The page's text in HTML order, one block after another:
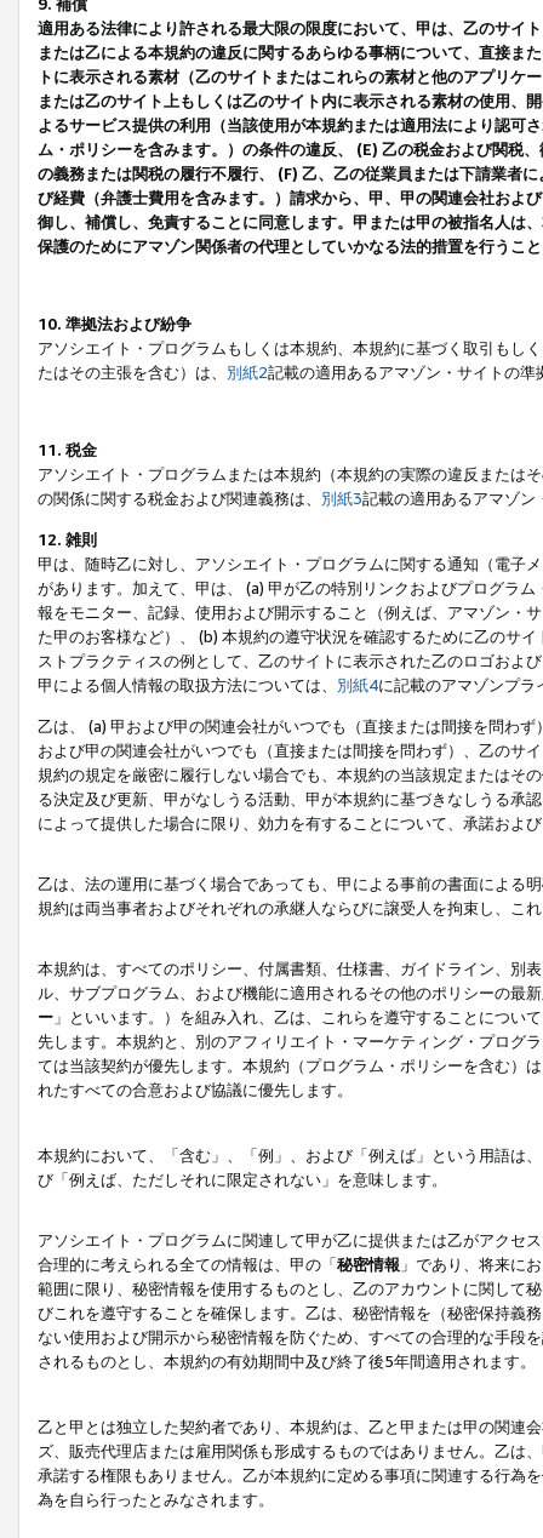
9. 補償
適用ある法律により許される最大限の限度において、甲は、乙のサイ
または乙による本規約の違反に関するあらゆる事柄について、直接ま
トに表示される素材（乙のサイトまたはこれらの素材と他のアプリ
または乙のサイト上もしくは乙のサイト内に表示される素材の使用、
よるサービス提供の利用（当該使用が本規約または適用法により認可
ム・ポリシーを含みます。）の条件の違反、 (E) 乙の税金および関税
の義務または関税の履行不履行、 (F) 乙、乙の従業員または下請業者
び経費（弁護士費用を含みます。）請求から、甲、甲の関連会社およ
御し、補償し、免責することに同意します。甲または甲の被指名人は
保護のためにアマゾン関係者の代理としていかなる法的措置を行うこ
10. 準拠法および紛争
アソシエイト・プログラムもしくは本規約、本規約に基づく取引もし
たはその主張を含む）は、 別紙2記載の適用あるアマゾン・サイトの
11. 税金
アソシエイト・プログラムまたは本規約（本規約の実際の違反または
の関係に関する税金および関連義務は、 別紙3記載の適用あるアマゾン
12. 雑則
甲は、随時乙に対し、アソシエイト・プログラムに関する通知（電子
があります。加えて、甲は、 (a) 甲が乙の特別リンクおよびプログラ
報をモニター、記録、使用および開示すること（例えば、アマゾン・
た甲のお客様など）、 (b) 本規約の遵守状況を確認するために乙のサ
ストプラクティスの例として、乙のサイトに表示された乙のロゴおよ
甲による個人情報の取扱方法については、 別紙4に記載のアマゾンプ
乙は、 (a) 甲および甲の関連会社がいつでも（直接または間接を問わ
および甲の関連会社がいつでも（直接または間接を問わず）、乙のサ
規約の規定を厳密に履行しない場合でも、本規約の当該規定またはそ
る決定及び更新、甲がなしうる活動、甲が本規約に基づきなしうる承
によって提供した場合に限り、効力を有することについて、承諾およ
乙は、法の運用に基づく場合であっても、甲による事前の書面による
規約は両当事者およびそれぞれの承継人ならびに譲受人を拘束し、こ
本規約は、すべてのポリシー、付属書類、仕様書、ガイドライン、別
ル、サブプログラム、および機能に適用されるその他のポリシーの最
ー 」といいます。）を組み入れ、乙は、これらを遵守することにつ
先します。本規約と、別のアフィリエイト・マーケティング・プログ
ては当該契約が優先します。本規約（プログラム・ポリシーを含む）
れたすべての合意および協議に優先します。
本規約において、「含む」、「例」、および「例えば」という用語は
び「例えば、ただしそれに限定されない」を意味します。
アソシエイト・プログラムに関連して甲が乙に提供または乙がアクセ
合理的に考えられる全ての情報は、甲の「秘密情報 」であり、将来に
範囲に限り、秘密情報を使用するものとし、乙のアカウントに関して
びこれを遵守することを確保します。乙は、秘密情報を（秘密保持義
ない使用および開示から秘密情報を防ぐため、すべての合理的な手段
されるものとし、本規約の有効期間中及び終了後5年間適用されます。
乙と甲とは独立した契約者であり、本規約は、乙と甲または甲の関連
ズ、販売代理店または雇用関係も形成するものではありません。乙は
承諾する権限もありません。乙が本規約に定める事項に関連する行為
為を自ら行ったとみなされます。